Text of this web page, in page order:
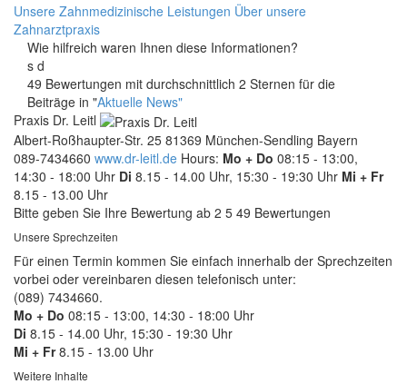
Unsere Zahnmedizinische Leistungen Über unsere
Zahnarztpraxis
Wie hilfreich waren Ihnen diese Informationen?
s d
49 Bewertungen mit durchschnittlich 2 Sternen für die
Beiträge in "Aktuelle News"
Praxis Dr. Leitl
Albert-Roßhaupter-Str. 25 81369 München-Sendling Bayern
089-7434660 www.dr-leitl.de Hours: Mo + Do 08:15 - 13:00,
14:30 - 18:00 Uhr Di 8.15 - 14.00 Uhr, 15:30 - 19:30 Uhr Mi + Fr
8.15 - 13.00 Uhr
Bitte geben Sie Ihre Bewertung ab 2 5 49 Bewertungen
Unsere Sprechzeiten
Für einen Termin kommen Sie einfach innerhalb der Sprechzeiten
vorbei oder vereinbaren diesen telefonisch unter:
(089) 7434660.
Mo + Do 08:15 - 13:00, 14:30 - 18:00 Uhr
Di 8.15 - 14.00 Uhr, 15:30 - 19:30 Uhr
Mi + Fr8.15 - 13.00 Uhr
Weitere Inhalte